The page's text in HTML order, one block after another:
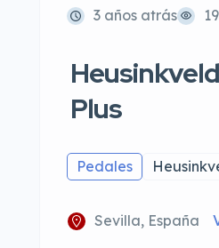
3 años atrás
Plus
Pedales
Sevilla, España